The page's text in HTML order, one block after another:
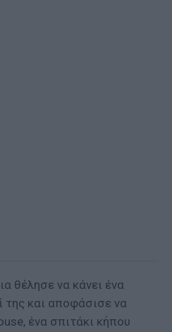
θέλησε να κάνει ένα
και αποφάσισε να
ένα σπιτάκι κήπου